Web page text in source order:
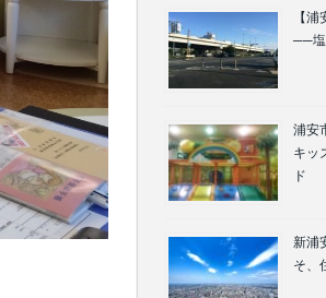
【
──塩
浦安
キッ
ド
新浦
そ、